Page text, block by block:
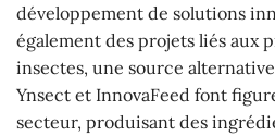
développement de solutions
également des projets liés aux
insectes, une source
Ynsect et InnovaFeed font
secteur, produisant des